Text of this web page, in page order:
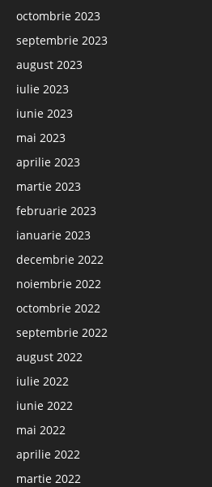
octombrie 2023
septembrie 2023
august 2023
iulie 2023
iunie 2023
mai 2023
aprilie 2023
martie 2023
februarie 2023
ianuarie 2023
decembrie 2022
noiembrie 2022
octombrie 2022
septembrie 2022
august 2022
iulie 2022
iunie 2022
mai 2022
aprilie 2022
martie 2022